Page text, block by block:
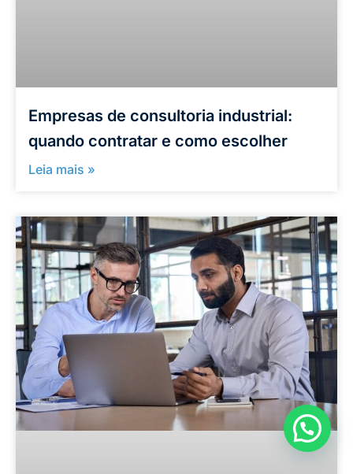
Empresas de consultoria industrial:
quando contratar e como escolher
Leia mais »